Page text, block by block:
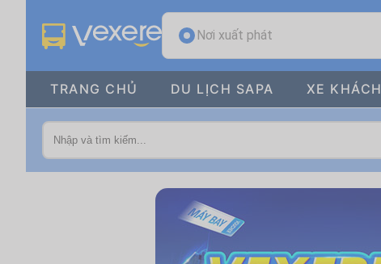
Nơi xuất phát
TRANG CHỦ DU LỊCH SAPA XE KHÁCH